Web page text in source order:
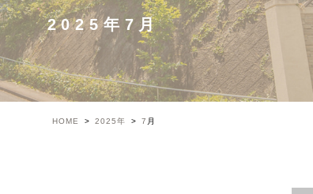
2025年7月
HOME 2025年 7 月